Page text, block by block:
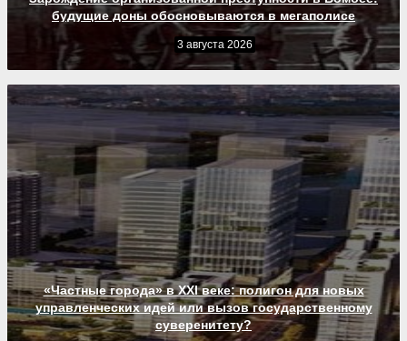
будущие доны обосновываются в мегаполисе
3 августа 2026
«Частные города» в XXI веке: полигон для новых
управленческих идей или вызов государственному
суверенитету?